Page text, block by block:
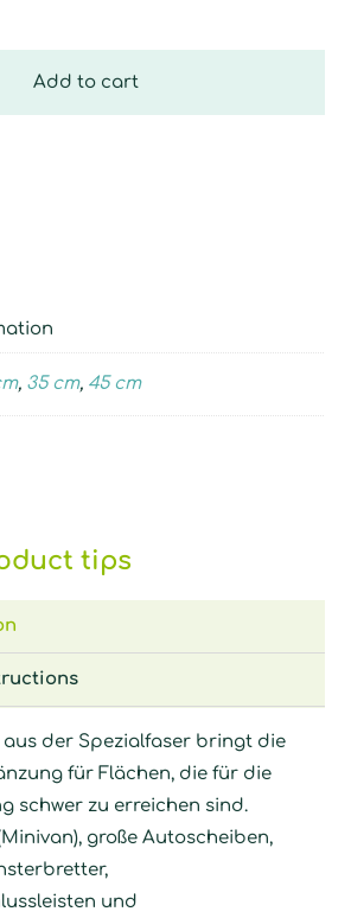
Add to cart
, 35 cm, 45 cm
tips
der Spezialfaser bringt die
für Flächen, die für die
schwer zu erreichen sind.
große Autoscheiben,
und